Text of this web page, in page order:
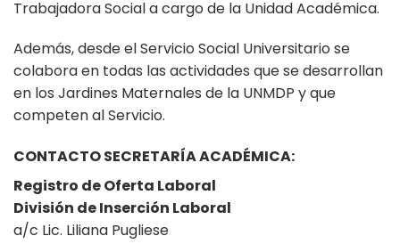
Trabajadora Social a cargo de la Unidad Académica.
Además, desde el Servicio Social Universitario se
colabora en todas las actividades que se desarrollan
en los Jardines Maternales de la UNMDP y que
competen al Servicio.
CONTACTO SECRETARÍA ACADÉMICA:
Registro de Oferta Laboral
División de Inserción Laboral
a/c Lic. Liliana Pugliese